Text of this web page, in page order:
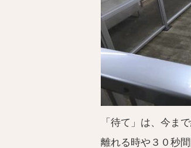
「待て」は、今ま
離れる時や３０秒